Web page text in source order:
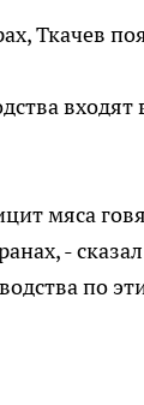
Ткачев
мяса
-
по